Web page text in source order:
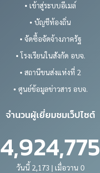
• เข้าสู่ระบบอีเมล์
• บัญชีท้องถิ่น
• จัดซื้อจัดจ้างภาครัฐ
• โรงเรียนในสังกัด อบจ.
• สถานีขนส่งแห่งที่ 2
• ศูนย์ข้อมูลข่าวสาร อบจ.
จำนวนผู้เยี่ยมชมเว็ปไซต์
4,924,775
วันนี้ 2,173 | เมื่อวาน 0